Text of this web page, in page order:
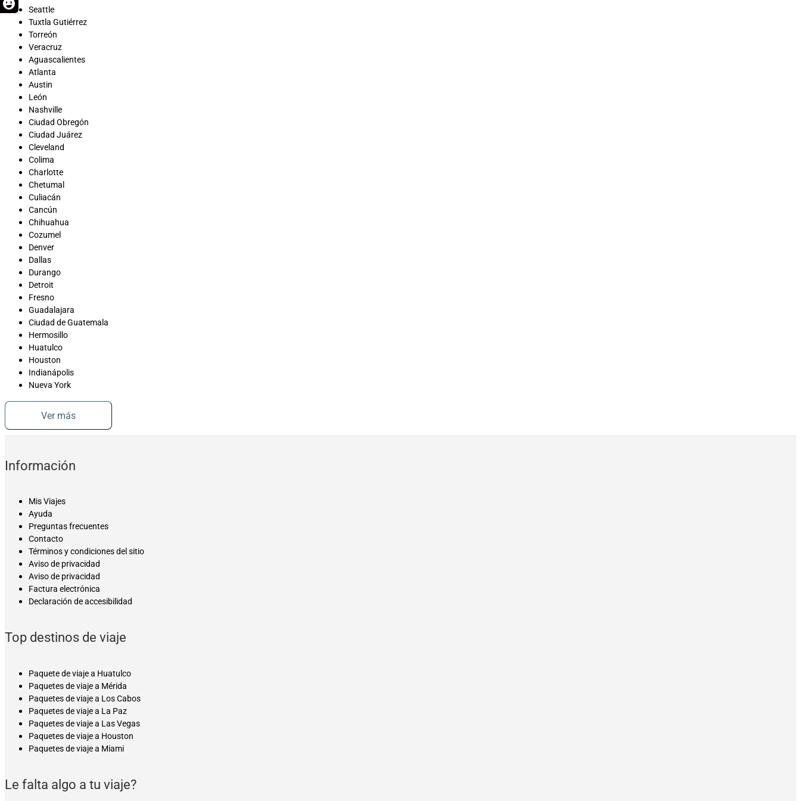
Seattle
Tuxtla Gutiérrez
Torreón
Veracruz
Aguascalientes
Atlanta
Austin
León
Nashville
Ciudad Obregón
Ciudad Juárez
Cleveland
Colima
Charlotte
Chetumal
Culiacán
Cancún
Chihuahua
Cozumel
Denver
Dallas
Durango
Detroit
Fresno
Guadalajara
Ciudad de Guatemala
Hermosillo
Huatulco
Houston
Indianápolis
Nueva York
Ver más
Información
Mis Viajes
Ayuda
Preguntas frecuentes
Contacto
Términos y condiciones del sitio
Aviso de privacidad
Aviso de privacidad
Factura electrónica
Declaración de accesibilidad
Top destinos de viaje
Paquete de viaje a Huatulco
Paquetes de viaje a Mérida
Paquetes de viaje a Los Cabos
Paquetes de viaje a La Paz
Paquetes de viaje a Las Vegas
Paquetes de viaje a Houston
Paquetes de viaje a Miami
Le falta algo a tu viaje?